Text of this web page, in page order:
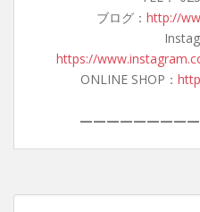
ブログ： http://
https://
ONLINE SHOP：